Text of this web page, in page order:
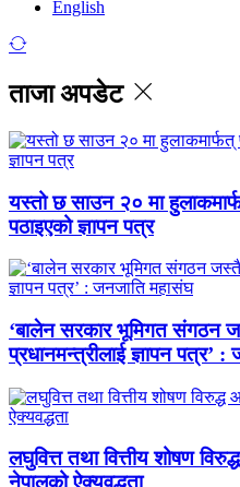
English
ताजा अपडेट
यस्तो छ साउन २० मा
पठाइएको ज्ञापन पत्र
‘बालेन सरकार भूमिगत संगठन
प्रधानमन्त्रीलाई ज्ञापन पत्र’
लघुवित्त तथा वित्तीय शोषण